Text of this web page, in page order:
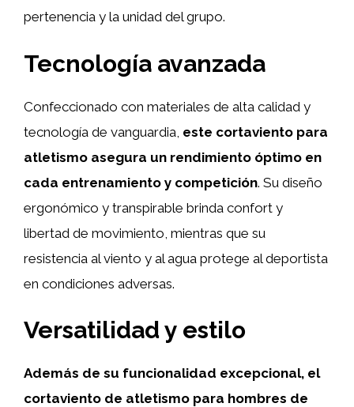
pertenencia y la unidad del grupo.
Tecnología avanzada
Confeccionado con materiales de alta calidad y
tecnología de vanguardia, este cortaviento para
atletismo asegura un rendimiento óptimo en
cada entrenamiento y competición. Su diseño
ergonómico y transpirable brinda confort y
libertad de movimiento, mientras que su
resistencia al viento y al agua protege al deportista
en condiciones adversas.
Versatilidad y estilo
Además de su funcionalidad excepcional, el
cortaviento de atletismo para hombres de